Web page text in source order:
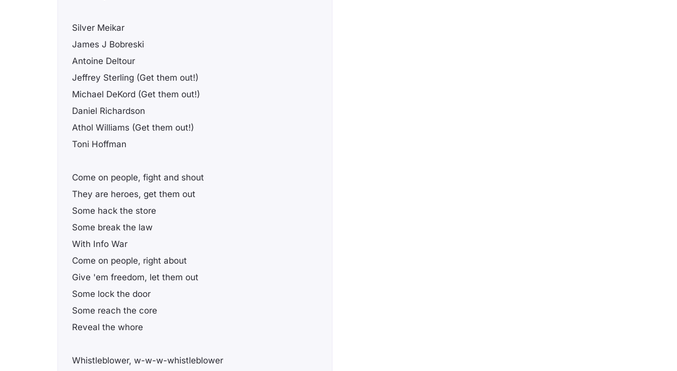
Silver Meikar
James J Bobreski
Antoine Deltour
Jeffrey Sterling (Get them out!)
Michael DeKord (Get them out!)
Daniel Richardson
Athol Williams (Get them out!)
Toni Hoffman
Come on people, fight and shout
They are heroes, get them out
Some hack the store
Some break the law
With Info War
Come on people, right about
Give 'em freedom, let them out
Some lock the door
Some reach the core
Reveal the whore
Whistleblower, w-w-w-whistleblower